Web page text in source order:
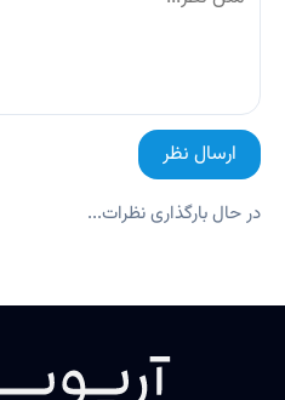
ارسال نظر
در حال بارگذاری نظرات...